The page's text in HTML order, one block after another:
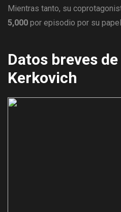
Mientras tanto, su
5,000 por episodio por su
Datos breves de
Kerkovich